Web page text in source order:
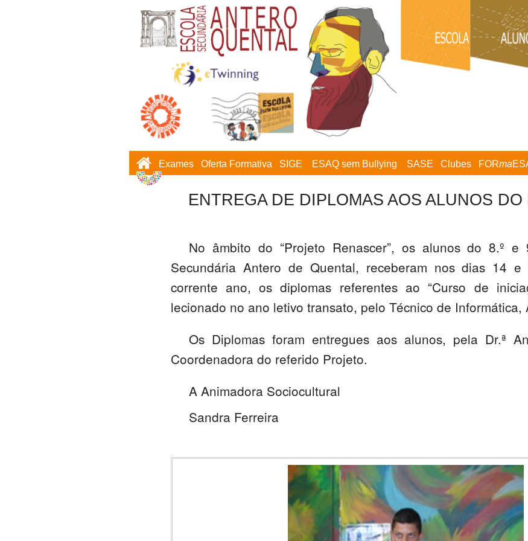
Exames Oferta Formativa SIGE ESAQ sem Bullying SASE Clubes FORma
ENTREGA DE DIPLOMAS AOS ALUNOS DO
No âmbito do “Projeto Renascer”, os alunos do 8.º e
Secundária Antero de Quental, receberam nos dias 14
corrente ano, os diplomas referentes ao “Curso de
lecionado no ano letivo transato, pelo Técnico de Informática,
Os Diplomas foram entregues aos alunos, pela Dr.ª
Coordenadora do referido Projeto.
A Animadora Sociocultural
Sandra Ferreira